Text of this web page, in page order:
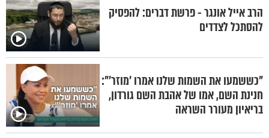
הרב אייל אונגר - פרשת דברים: להפסיק
להסתכל לצדדים
"כששמעו את השמות שלנו אמרו 'מוזר'":
חנינת השם, אמו של אהבת השם גורדון,
בריאיון מעורר השראה